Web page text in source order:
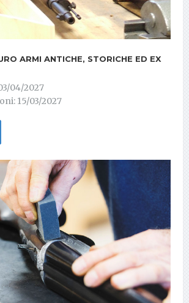
ARMI ANTICHE, STORICHE ED EX
04/2027
15/03/2027